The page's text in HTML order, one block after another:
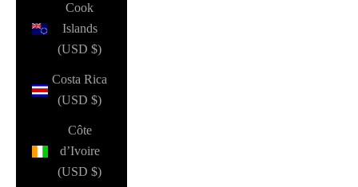
Cook
Islands
(USD $)
Costa Rica
(USD $)
Côte
d’Ivoire
(USD $)